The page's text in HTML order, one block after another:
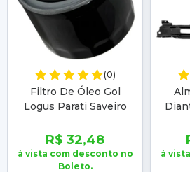
(0)
Filtro De Óleo Gol
Logus Parati Saveiro
94 95 96 97
R$ 32,48
à vista com desconto no
Boleto.
à